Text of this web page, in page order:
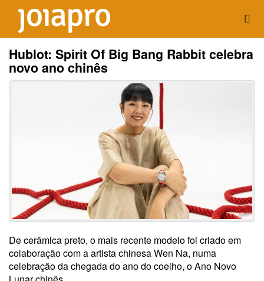
Hublot: Spirit Of Big Bang Rabbit celebra
novo ano chinês
De cerâmica preto, o mais recente modelo foi criado em
colaboração com a artista chinesa Wen Na, numa
celebração da chegada do ano do coelho, o Ano Novo